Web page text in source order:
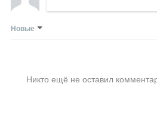
Новые
Никто ещё не оставил